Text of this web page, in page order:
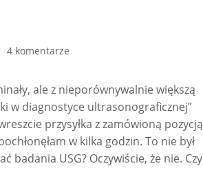
4 komentarze
ale z nieporównywalnie większą
w diagnostyce ultrasonograficznej”
przysyłka z zamówioną pozycją
w kilka godzin. To nie był
badania USG? Oczywiście, że nie. Czy